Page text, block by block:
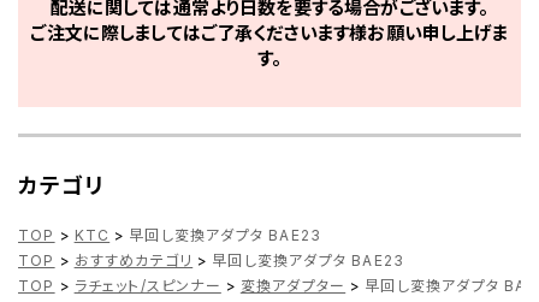
配送に関しては通常より日数を要する場合がございます。
ご注文に際しましてはご了承くださいます様お願い申し上げま
す。
カテゴリ
TOP > KTC > 早回し変換アダプタ BAE23
TOP > おすすめカテゴリ > 早回し変換アダプタ BAE23
TOP > ラチェット/スピンナー > 変換アダプター > 早回し変換アダプタ